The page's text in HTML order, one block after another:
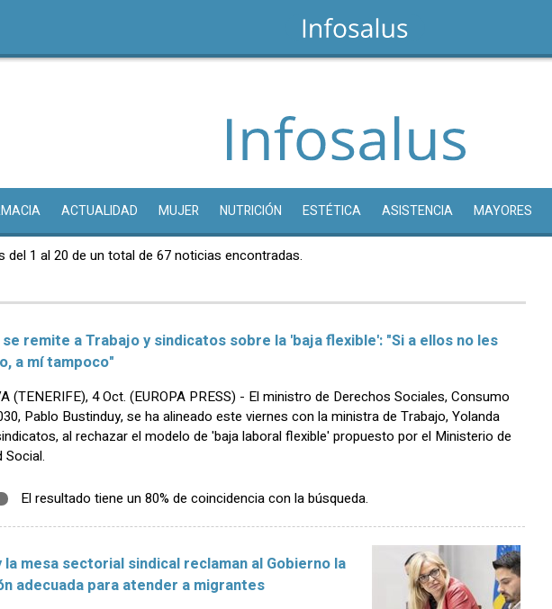
ACTUALIDAD MUJER NUTRICIÓN ESTÉTICA ASISTENCIA MAYORES
1 al 20 de un total de 67 noticias encontradas.
remite a Trabajo y sindicatos sobre la 'baja flexible': "Si a ellos no les
a mí tampoco"
(TENERIFE), 4 Oct. (EUROPA PRESS) - El ministro de Derechos Sociales, Consumo
Pablo Bustinduy, se ha alineado este viernes con la ministra de Trabajo, Yolanda
al rechazar el modelo de 'baja laboral flexible' propuesto por el Ministerio de
Social.
El resultado tiene un 80% de coincidencia con la búsqueda.
la mesa sectorial sindical reclaman al Gobierno la
adecuada para atender a migrantes